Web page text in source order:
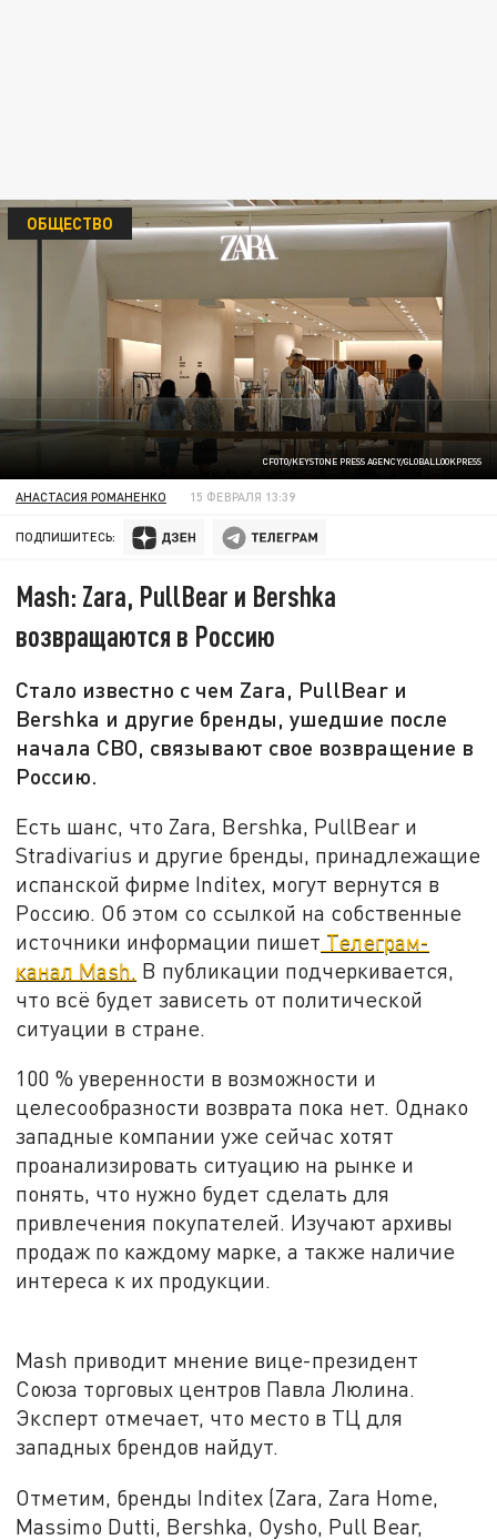
CFOTO/KEYSTONE PRESS AGENCY/GLOBALLOOKPRESS
ОБЩЕСТВО
АНАСТАСИЯ РОМАНЕНКО 15 ФЕВРАЛЯ 13:39
ПОДПИШИТЕСЬ:
Mash: Zara, PullBear и Bershka
возвращаются в Россию
Стало известно с чем Zara, PullBear и
Bershka и другие бренды, ушедшие после
начала СВО, связывают свое возвращение в
Россию.
Есть шанс, что Zara, Bershka, PullBear и
Stradivarius и другие бренды, принадлежащие
испанской фирме Inditex, могут вернутся в
Россию. Об этом со ссылкой на собственные
источники информации пишет Телеграм-
канал Mash. В публикации подчеркивается,
что всё будет зависеть от политической
ситуации в стране.
100 % уверенности в возможности и
целесообразности возврата пока нет. Однако
западные компании уже сейчас хотят
проанализировать ситуацию на рынке и
понять, что нужно будет сделать для
привлечения покупателей. Изучают архивы
продаж по каждому марке, а также наличие
интереса к их продукции.
Mash приводит мнение вице-президент
Союза торговых центров Павла Люлина.
Эксперт отмечает, что место в ТЦ для
западных брендов найдут.
Отметим, бренды Inditex (Zara, Zara Home,
Massimo Dutti, Bershka, Oysho, Pull Bear,